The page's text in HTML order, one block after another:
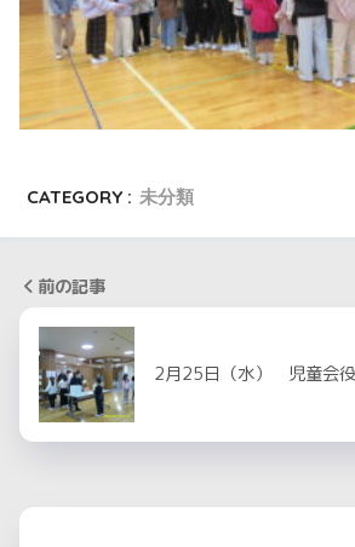
CATEGORY : 未分類
前の記事
2月25日（水） 児童会